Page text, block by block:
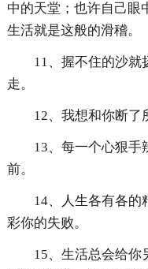
中的天堂；也许自己眼
生活就是这般的滑稽。
11、握不住的沙就
走。
12、我想和你断了
13、每一个心狠手
前。
14、人生各有各的
彩你的失败。
15、生活总会给你